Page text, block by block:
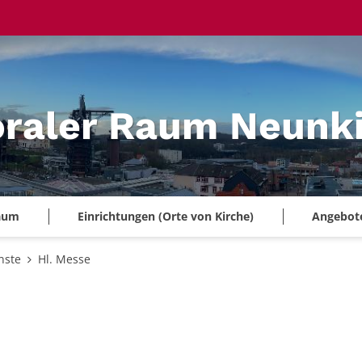
Raum
Einrichtungen (Orte von Kirche)
Hl. Messe